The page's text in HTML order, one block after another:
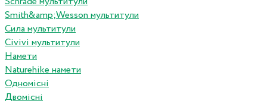
Smith&amp;Wesson мультитули
Сила мультитули
Civivi мультитули
Намети
Naturehike намети
Одномісні
Двомісні